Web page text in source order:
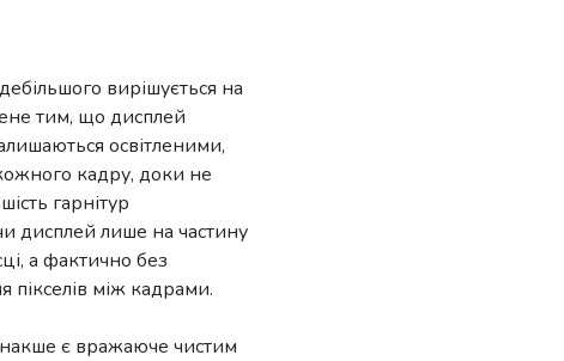
вирішується на
тим, що дисплей
освітленими,
кадру, доки не
гарнітур
дисплей лише на частину
а фактично без
між кадрами.
є вражаюче чистим